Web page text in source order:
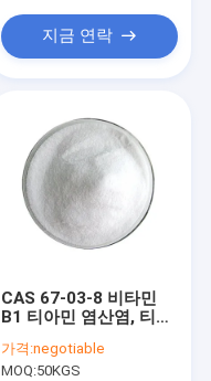
지금 연락
CAS 67-03-8 비타민
B1 티아민 염산염, 티아
가격:negotiable
MOQ:50KGS